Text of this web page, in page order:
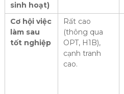
sinh hoạt)
Cơ hội việc
làm sau
tốt nghiệp
Rất cao
(thông qua
OPT, H1B),
cạnh tranh
cao.